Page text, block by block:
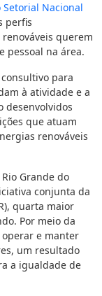
Setorial Nacional
perfis
querem
pessoal na área.
para
à atividade e a
desenvolvidos
que atuam
renováveis
Grande do
conjunta da
quarta maior
Por meio da
e manter
um resultado
a igualdade de